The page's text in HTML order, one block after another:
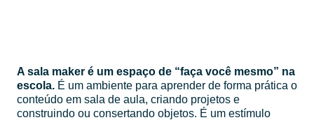
A sala maker é um espaço de “faça você mesmo” na
escola. É um ambiente para aprender de forma prática o
conteúdo em sala de aula, criando projetos e
construindo ou consertando objetos. É um estímulo